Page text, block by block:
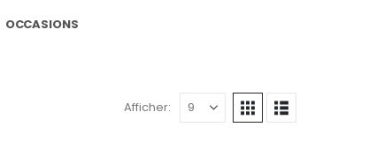
OCCASIONS
Afficher: